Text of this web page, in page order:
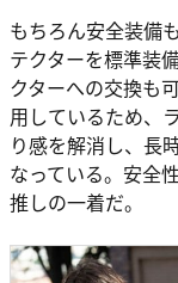
もちろん安全装備
テクターを標準装
クターへの交換も
用しているため、
り感を解消し、長
なっている。安全
推しの一着だ。